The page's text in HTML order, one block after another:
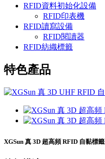
RFID資料初始化設備
RFID印表機
RFID讀寫設備
RFID閱讀器
RFID紡織標籤
特色產品
XGSun 真 3D 超高頻 RFID 自黏標籤